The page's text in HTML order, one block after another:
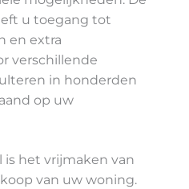
u toegang tot
en extra
verschillende
in honderden
op uw
is het vrijmaken van
van uw woning.